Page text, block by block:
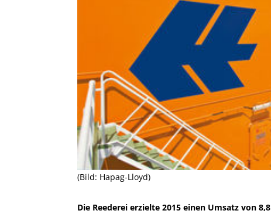
(Bild: Hapag-Lloyd)
Die Reederei erzielte 2015 einen Umsatz von